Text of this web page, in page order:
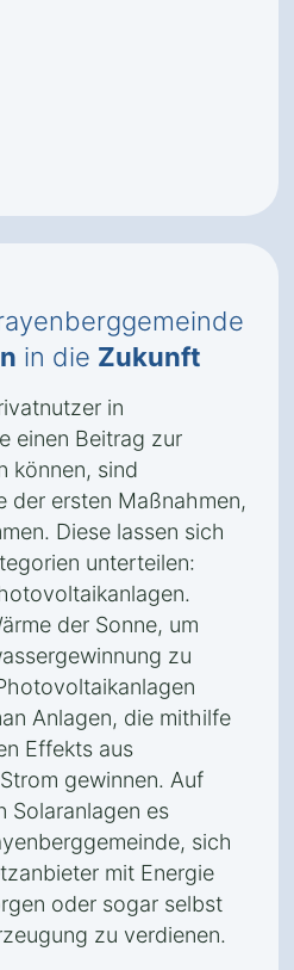
in die Zukunft
in
einen Beitrag zur
können, sind
der ersten Maßnahmen,
Diese lassen sich
unterteilen:
der Sonne, um
zu
Anlagen, die mithilfe
Effekts aus
gewinnen. Auf
Solaranlagen es
sich
mit Energie
oder sogar selbst
zu verdienen.